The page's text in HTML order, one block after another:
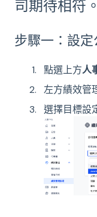
司期待相符。
步驟一：設
點選上方人
左方績效管
選擇目標設